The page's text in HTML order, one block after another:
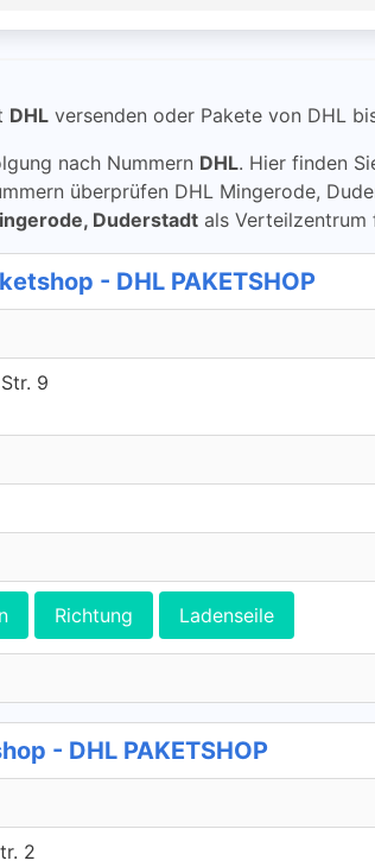
DHL versenden oder Pakete von DHL
nach Nummern DHL. Hier finden
überprüfen DHL Mingerode,
Duderstadt als Verteilzentrum
- DHL PAKETSHOP
9
Richtung Ladenseile
- DHL PAKETSHOP
2